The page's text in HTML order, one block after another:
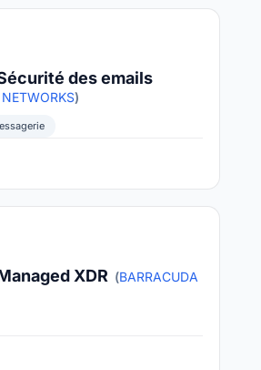
des emails
)
XDR (BARRACUDA